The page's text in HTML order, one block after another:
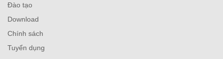
Đào tạo
Download
Chính sách
Tuyển dụng